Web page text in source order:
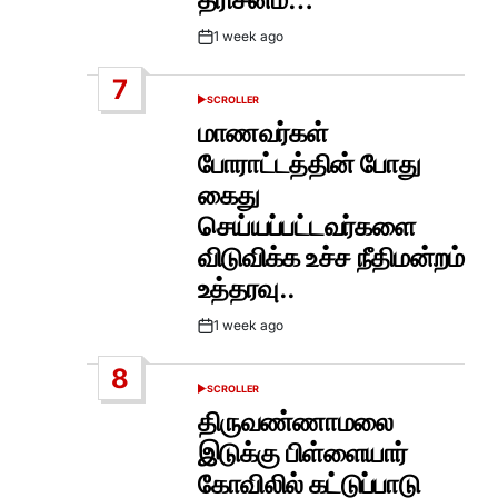
Post1 week ago
7
POSTED
SCROLLER
மாணவர்கள்
போராட்டத்தின் போது
கைது
செய்யப்பட்டவர்களை
விடுவிக்க உச்ச நீதிமன்றம்
உத்தரவு..
Post1 week ago
8
POSTED
SCROLLER
திருவண்ணாமலை
இடுக்கு பிள்ளையார்
கோவிலில் கட்டுப்பாடு